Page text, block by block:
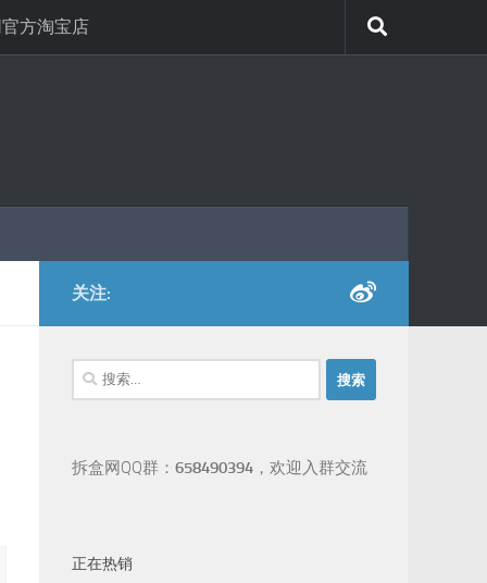
方淘宝店
关注:
搜
索：
拆盒网QQ群： 658490394 ，欢迎入群交流
正在热销